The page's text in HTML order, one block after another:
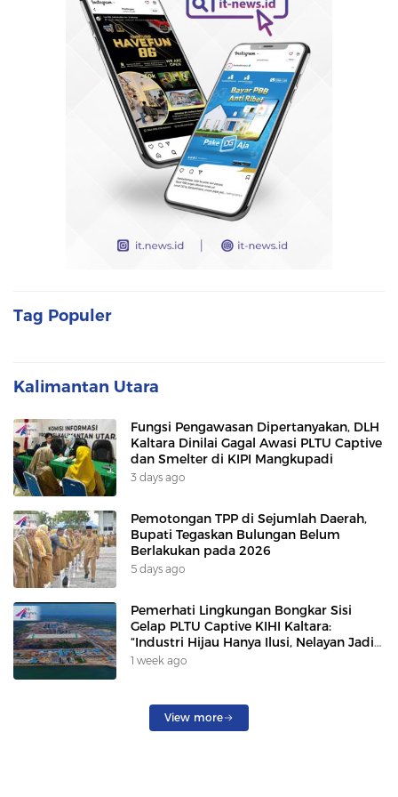
Tag Populer
Kalimantan Utara
Fungsi Pengawasan Dipertanyakan, DLH
Kaltara Dinilai Gagal Awasi PLTU Captive
dan Smelter di KIPI Mangkupadi
3 days ago
Pemotongan TPP di Sejumlah Daerah,
Bupati Tegaskan Bulungan Belum
Berlakukan pada 2026
5 days ago
Pemerhati Lingkungan Bongkar Sisi
Gelap PLTU Captive KIHI Kaltara:
“Industri Hijau Hanya Ilusi, Nelayan Jadi
Korban”
1 week ago
View more